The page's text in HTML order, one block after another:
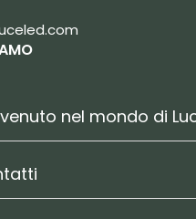
nel mondo di